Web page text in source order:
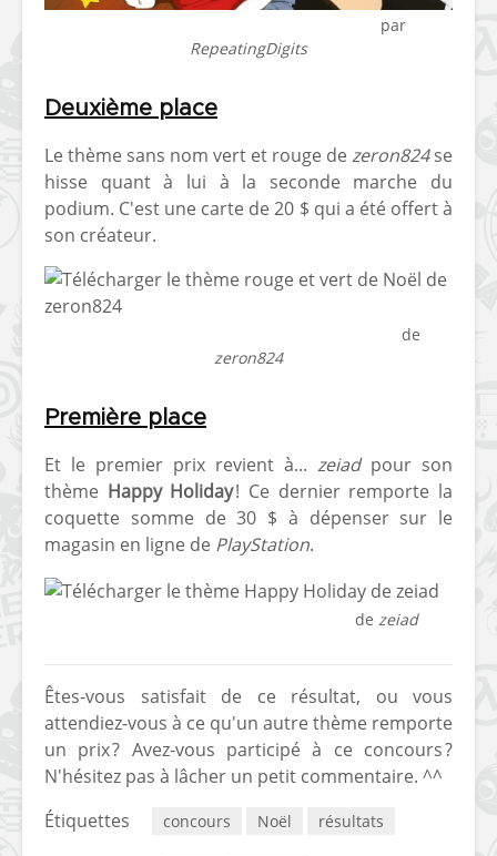
par
RepeatingDigits
Deuxième place
Le thème sans nom vert et rouge de zeron824se
hisse quant à lui à la seconde marche du
podium. C'est une carte de 20 $ qui a été offert à
son créateur.
de
zeron824
Première place
Et le premier prix revient à... zeiadpour son
thème Happy Holiday! Ce dernier remporte la
coquette somme de 30 $ à dépenser sur le
magasin en ligne de PlayStation.
de zeiad
Êtes-vous satisfait de ce résultat, ou vous
attendiez-vous à ce qu'un autre thème remporte
un prix ? Avez-vous participé à ce concours ?
N'hésitez pas à lâcher un petit commentaire. ^^
Étiquettes
concours Noël résultats
concours de
PSP 2000/3000 est
possible avec Baryon
Sweeper !
[PS4] TUTO - Hacker
en 6.72
6.72 / 7.02
[Vita] La team CBPS
dévoile dans une
nouveaux projets
nouveaux
de test
[3DS]
TUTO -
« .CIA »